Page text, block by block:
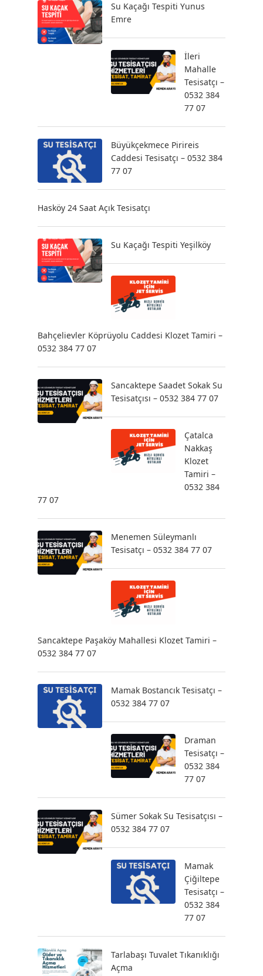
Su Kaçağı Tespiti Yunus
Emre
İleri
Mahalle
Tesisatçı –
0532 384
77 07
Büyükçekmece Pirireis
Caddesi Tesisatçı – 0532 384
77 07
Hasköy 24 Saat Açık Tesisatçı
Su Kaçağı Tespiti Yeşilköy
Bahçelievler Köprüyolu Caddesi Klozet Tamiri –
0532 384 77 07
Sancaktepe Saadet Sokak Su
Tesisatçısı – 0532 384 77 07
Çatalca
Nakkaş
Klozet
Tamiri –
0532 384
77 07
Menemen Süleymanlı
Tesisatçı – 0532 384 77 07
Sancaktepe Paşaköy Mahallesi Klozet Tamiri –
0532 384 77 07
Mamak Bostancık Tesisatçı –
0532 384 77 07
Draman
Tesisatçı –
0532 384
77 07
Sümer Sokak Su Tesisatçısı –
0532 384 77 07
Mamak
Çiğiltepe
Tesisatçı –
0532 384
77 07
Tarlabaşı Tuvalet Tıkanıklığı
Açma